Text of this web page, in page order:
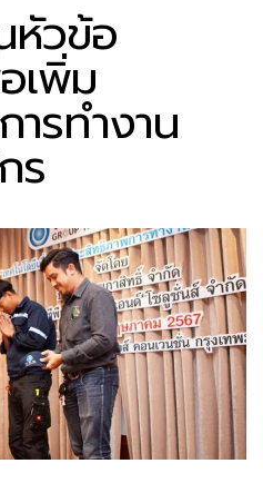
หัวข้อ
เพิ่ม
ารทำงาน
ร